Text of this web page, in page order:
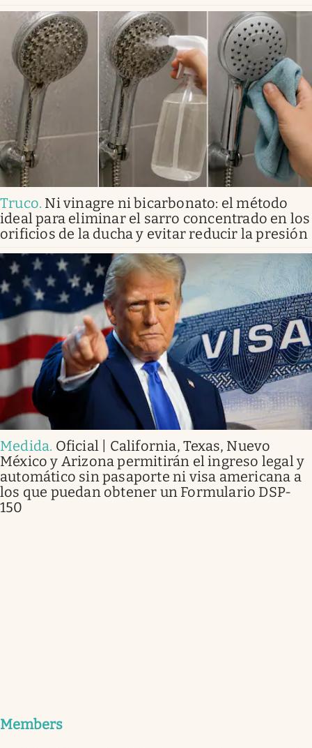
Truco. Ni vinagre ni bicarbonato: el método
ideal para eliminar el sarro concentrado en los
orificios de la ducha y evitar reducir la presión
Medida. Oficial | California, Texas, Nuevo
México y Arizona permitirán el ingreso legal y
automático sin pasaporte ni visa americana a
los que puedan obtener un Formulario DSP-
150
Members